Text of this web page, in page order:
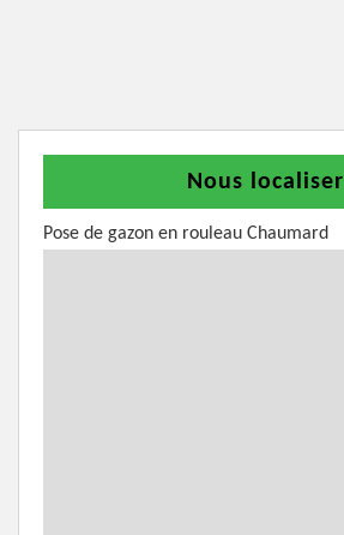
Nous localiser
Pose de gazon en rouleau Chaumard